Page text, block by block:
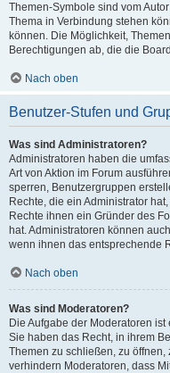
Themen-Symbole sind vom
Thema in Verbindung stehen
können. Die Möglichkeit,
Berechtigungen ab, die die
Nach oben
Benutzer-Stufen und
Was sind Administratoren?
Administratoren haben die
Art von Aktion im Forum
sperren, Benutzergruppen
Rechte, die ein Administrator
Rechte ihnen ein Gründer des
hat. Administratoren können
wenn ihnen das entsprechende
Nach oben
Was sind Moderatoren?
Die Aufgabe der Moderatoren
Sie haben das Recht, in ihrem
Themen zu schließen, zu
verhindern Moderatoren, dass